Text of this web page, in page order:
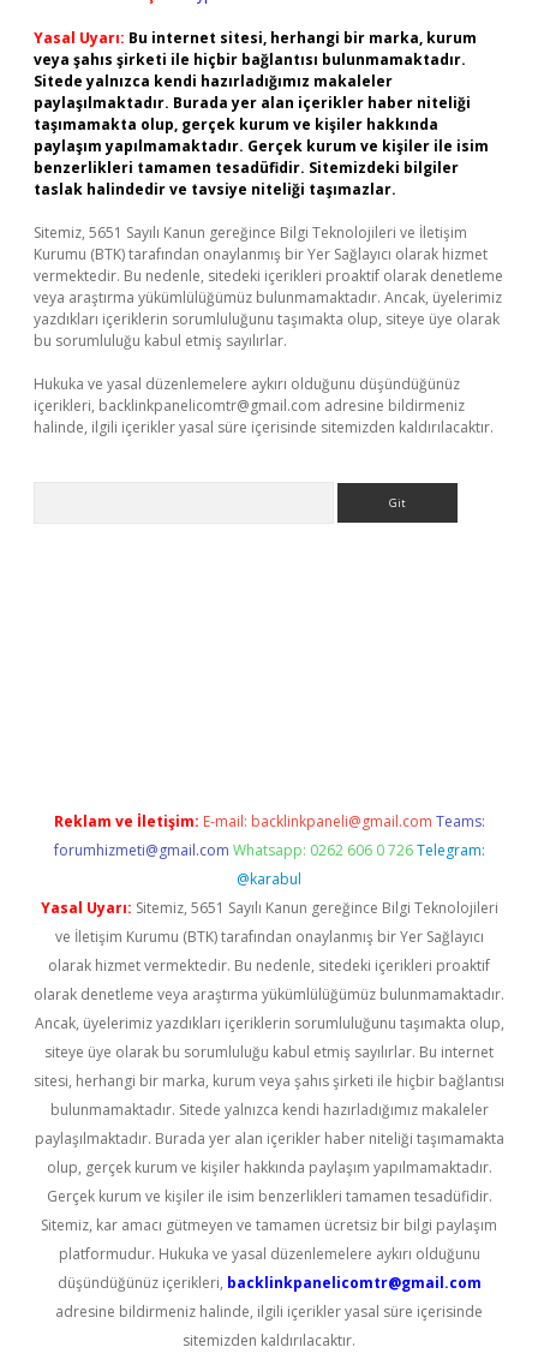
Yasal Uyarı: Bu internet sitesi, herhangi bir marka, kurum
veya şahıs şirketi ile hiçbir bağlantısı bulunmamaktadır.
Sitede yalnızca kendi hazırladığımız makaleler
paylaşılmaktadır. Burada yer alan içerikler haber niteliği
taşımamakta olup, gerçek kurum ve kişiler hakkında
paylaşım yapılmamaktadır. Gerçek kurum ve kişiler ile isim
benzerlikleri tamamen tesadüfidir. Sitemizdeki bilgiler
taslak halindedir ve tavsiye niteliği taşımazlar.
Sitemiz, 5651 Sayılı Kanun gereğince Bilgi Teknolojileri ve İletişim
Kurumu (BTK) tarafından onaylanmış bir Yer Sağlayıcı olarak hizmet
vermektedir. Bu nedenle, sitedeki içerikleri proaktif olarak denetleme
veya araştırma yükümlülüğümüz bulunmamaktadır. Ancak, üyelerimiz
yazdıkları içeriklerin sorumluluğunu taşımakta olup, siteye üye olarak
bu sorumluluğu kabul etmiş sayılırlar.
Hukuka ve yasal düzenlemelere aykırı olduğunu düşündüğünüz
içerikleri, backlinkpanelicomtr@gmail.com adresine bildirmeniz
halinde, ilgili içerikler yasal süre içerisinde sitemizden kaldırılacaktır.
Reklam ve İletişim: E-mail: backlinkpaneli@gmail.com Teams:
forumhizmeti@gmail.com Whatsapp: 0262 606 0 726 Telegram:
@karabul
Yasal Uyarı: Sitemiz, 5651 Sayılı Kanun gereğince Bilgi Teknolojileri
ve İletişim Kurumu (BTK) tarafından onaylanmış bir Yer Sağlayıcı
olarak hizmet vermektedir. Bu nedenle, sitedeki içerikleri proaktif
olarak denetleme veya araştırma yükümlülüğümüz bulunmamaktadır.
Ancak, üyelerimiz yazdıkları içeriklerin sorumluluğunu taşımakta olup,
siteye üye olarak bu sorumluluğu kabul etmiş sayılırlar. Bu internet
sitesi, herhangi bir marka, kurum veya şahıs şirketi ile hiçbir bağlantısı
bulunmamaktadır. Sitede yalnızca kendi hazırladığımız makaleler
paylaşılmaktadır. Burada yer alan içerikler haber niteliği taşımamakta
olup, gerçek kurum ve kişiler hakkında paylaşım yapılmamaktadır.
Gerçek kurum ve kişiler ile isim benzerlikleri tamamen tesadüfidir.
Sitemiz, kar amacı gütmeyen ve tamamen ücretsiz bir bilgi paylaşım
platformudur. Hukuka ve yasal düzenlemelere aykırı olduğunu
düşündüğünüz içerikleri, backlinkpanelicomtr@gmail.com
adresine bildirmeniz halinde, ilgili içerikler yasal süre içerisinde
sitemizden kaldırılacaktır.